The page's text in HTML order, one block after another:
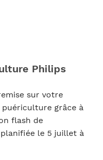
Philips
sur votre
puériculture grâce à
flash de
le 5 juillet à